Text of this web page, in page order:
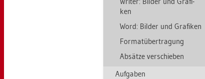
ken
Word: Bil­der und Gra­fi­ken
For­mat­über­tra­gung
Ab­sät­ze ver­schie­ben
Auf­ga­ben